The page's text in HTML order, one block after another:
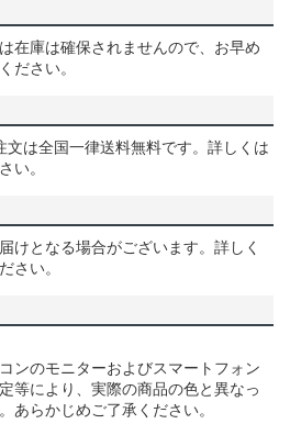
在庫は確保されませんので、お早め
ださい。
は全国一律送料無料です。詳しくは
い。
けとなる場合がございます。詳しく
さい。
ンのモニターおよびスマートフォン
等により、実際の商品の色と異なっ
あらかじめご了承ください。